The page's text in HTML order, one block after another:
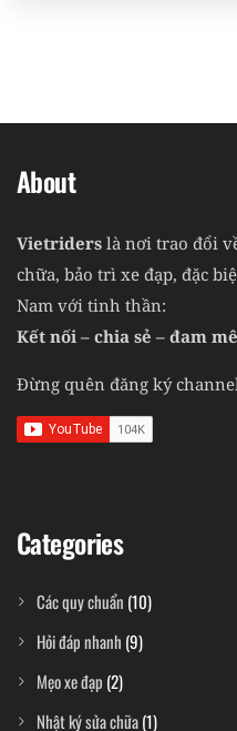
About
Vietriders là nơi trao đổi
chữa, bảo trì xe đạp, đặc
Nam với tinh thần:
Kết nối – chia sẻ – đam
Đừng quên đăng ký channel
Categories
Các quy chuẩn (10)
Hỏi đáp nhanh (9)
Mẹo xe đạp (2)
Nhật ký sửa chữa(1)